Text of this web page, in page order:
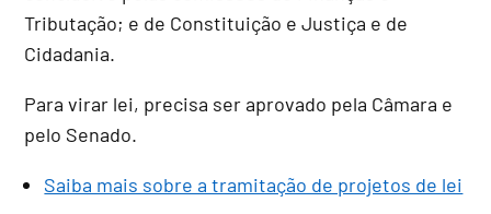
Tributação; e de Constituição e Justiça e de
Cidadania.
Para virar lei, precisa ser aprovado pela Câmara e
pelo Senado.
Saiba mais sobre a tramitação de projetos de lei